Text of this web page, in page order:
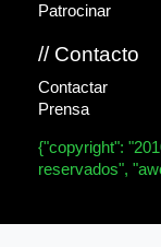
Patrocinar
// Contacto
Contactar
Prensa
{"copyright":
reservados",